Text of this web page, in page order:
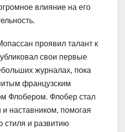
влияние на его
проявил талант к
свои первые
журналах, пока
французским
Флобером. Флобер стал
и наставником, помогая
и развитию